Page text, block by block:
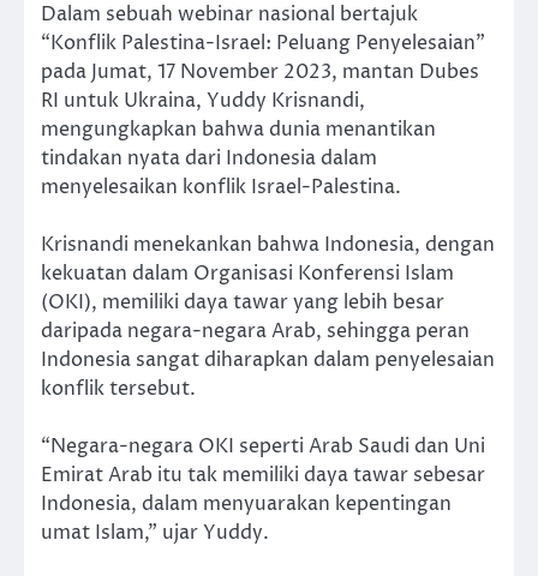
Dalam sebuah webinar nasional bertajuk
“Konflik Palestina-Israel: Peluang Penyelesaian”
pada Jumat, 17 November 2023, mantan Dubes
RI untuk Ukraina, Yuddy Krisnandi,
mengungkapkan bahwa dunia menantikan
tindakan nyata dari Indonesia dalam
menyelesaikan konflik Israel-Palestina.
Krisnandi menekankan bahwa Indonesia, dengan
kekuatan dalam Organisasi Konferensi Islam
(OKI), memiliki daya tawar yang lebih besar
daripada negara-negara Arab, sehingga peran
Indonesia sangat diharapkan dalam penyelesaian
konflik tersebut.
“Negara-negara OKI seperti Arab Saudi dan Uni
Emirat Arab itu tak memiliki daya tawar sebesar
Indonesia, dalam menyuarakan kepentingan
umat Islam,” ujar Yuddy.